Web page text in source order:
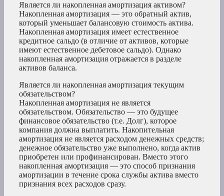
Является ли накопленная амортизация активом?
Накопленная амортизация — это обратный актив,
который уменьшает балансовую стоимость актива.
Накопленная амортизация имеет естественное
кредитное сальдо (в отличие от активов, которые
имеют естественное дебетовое сальдо). Однако
накопленная амортизация отражается в разделе
активов баланса.
Является ли накопленная амортизация текущим
обязательством?
Накопленная амортизация не является
обязательством. Обязательство — это будущее
финансовое обязательство (т.е. Долг), которое
компания должна выплатить. Накопительная
амортизация не является расходом денежных средств;
денежное обязательство уже выполнено, когда актив
приобретен или профинансирован. Вместо этого
накопленная амортизация — это способ признания
амортизации в течение срока службы актива вместо
признания всех расходов сразу.